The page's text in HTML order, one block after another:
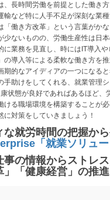
、長時間労働を前提とした働き
輸など特に人手不足が深刻な業
働き方改革」という言葉がかな
少ないものの、労働生産性は日
に業務を見直し、時にはIT導入
の導入等による柔軟な働き方を
期的なアイディアの一つになると
手助けをしてくれる、就業管理シ
状態が良好であればあるほど
ける職場環境を構築することが
に対策をしていきましょう！
就労時間の把握か
「就業ソリュー
の情報からストレ
」「健康経営」の推